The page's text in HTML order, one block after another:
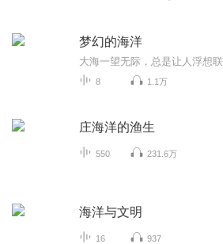
梦幻的海洋
8 1.1万
庄海洋的渔生
550 231.6万
海洋与文明
16 937